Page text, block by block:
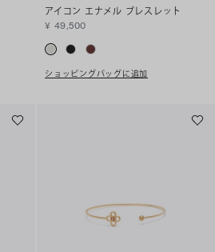
アイコン エナメル ブレスレット
¥ 49,500
ショッピングバッグに追加